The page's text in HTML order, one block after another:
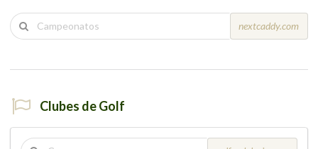
nextcaddy.com
Clubes de Golf